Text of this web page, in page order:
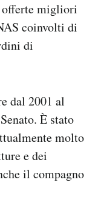
migliori
coinvolti di
di
dal 2001 al
È stato
molto
e dei
il compagno